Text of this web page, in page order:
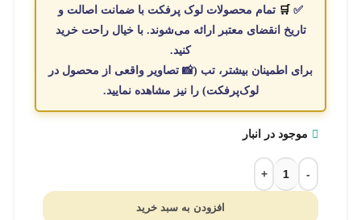
✅
🛒 تمام محصولات لوک پرفکت با ضمانت اصالت و
تاریخ انقضای معتبر
ارائه می‌شوند. باخیال راحت خرید
کنید.
برای اطمینان بیشتر، تب (📸 تصاویر واقعی از محصول در
لوک‌پرفکت) را نیز مشاهده نمایید.
موجود در انبار
افزودن به سبد خرید